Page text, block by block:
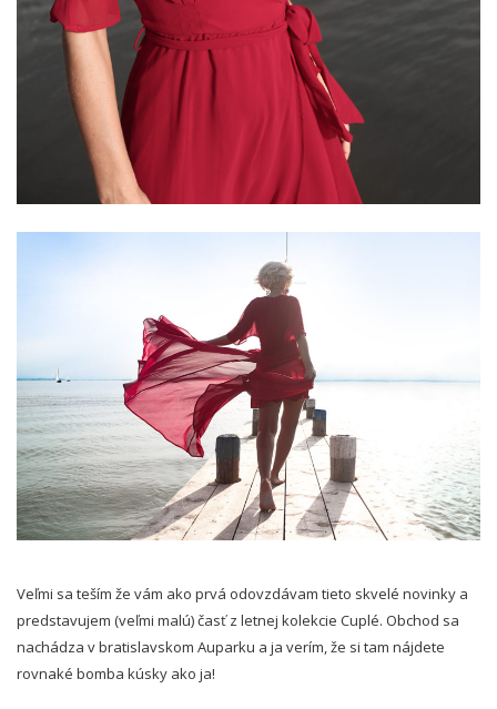
Veľmi sa teším že vám ako prvá odovzdávam tieto skvelé novinky a
predstavujem (veľmi malú) časť z letnej kolekcie Cuplé. Obchod sa
nachádza v bratislavskom Auparku a ja verím, že si tam nájdete
rovnaké bomba kúsky ako ja!